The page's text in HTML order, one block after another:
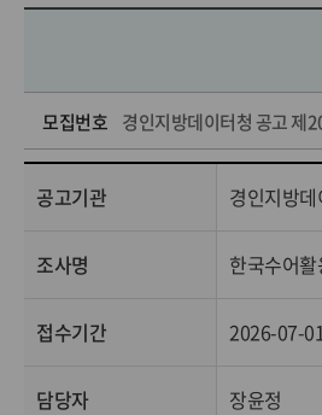
모집번호 경인지방데이터청 공고 제
공고기관 경인지방
조사명 한국수어
접수기간 2026-07-
담당자 장윤정